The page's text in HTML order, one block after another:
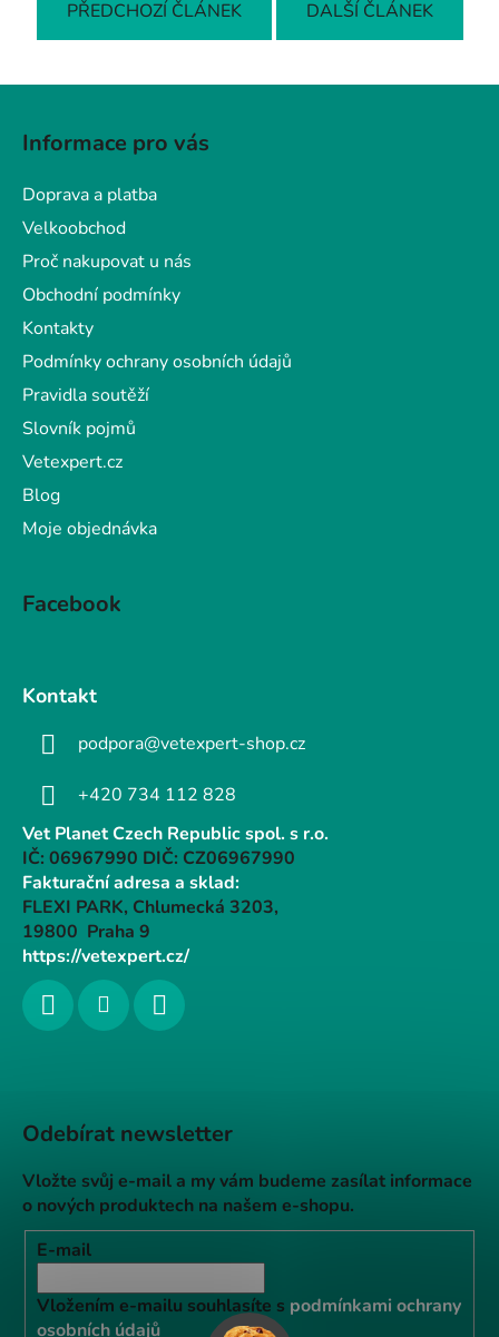
PŘEDCHOZÍ ČLÁNEK DALŠÍ ČLÁNEK
Informace pro vás
Doprava a platba
Velkoobchod
Proč nakupovat u nás
Obchodní podmínky
Kontakty
Podmínky ochrany osobních údajů
Pravidla soutěží
Slovník pojmů
Vetexpert.cz
Blog
Moje objednávka
Facebook
Kontakt
podpora@vetexpert-shop.cz
+420 734 112 828
Vet Planet Czech Republic spol. s r.o.
IČ: 06967990 DIČ: CZ06967990
Fakturační adresa a sklad:
FLEXI PARK, Chlumecká 3203,
19800 Praha 9
https://vetexpert.cz/
Odebírat newsletter
Vložte svůj e-mail a my vám budeme zasílat informace
o nových produktech na našem e-shopu.
E-mail
Vložením e-mailu souhlasíte s podmínkami ochrany
osobních údajů